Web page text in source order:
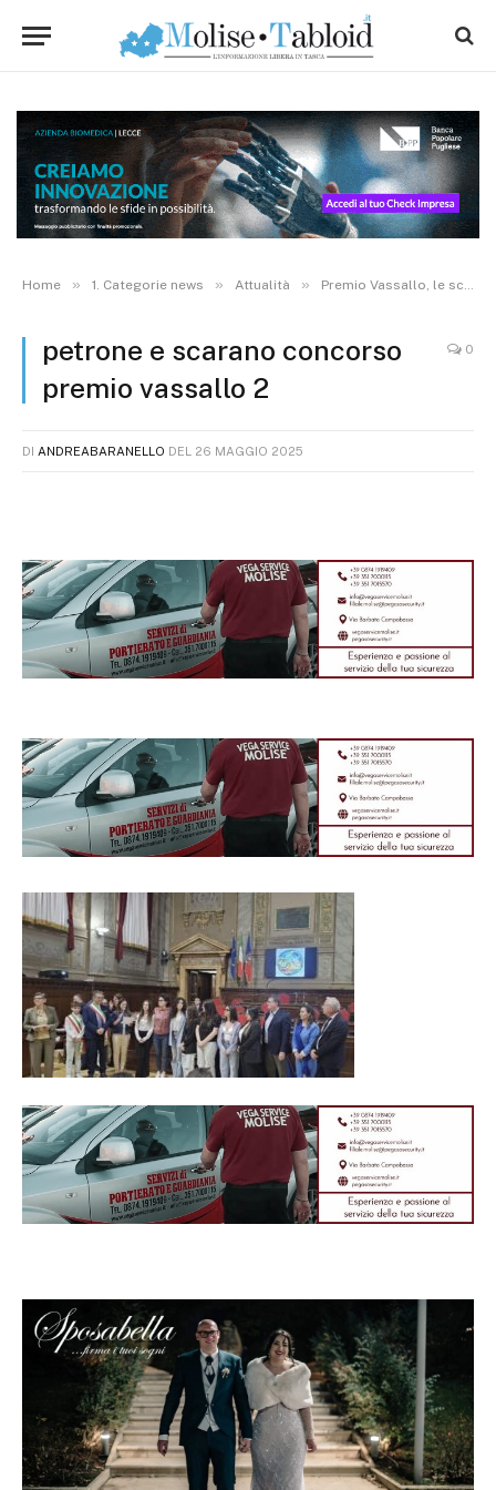
Home » 1. Categorie news » Attualità » Premio Vassallo, le scuole “Petrone” di Campobasso e “Scarano” di Trivento tra i vincitori
petrone e scarano concorso
premio vassallo 2
0
DI ANDREABARANELLO DEL 26 MAGGIO 2025